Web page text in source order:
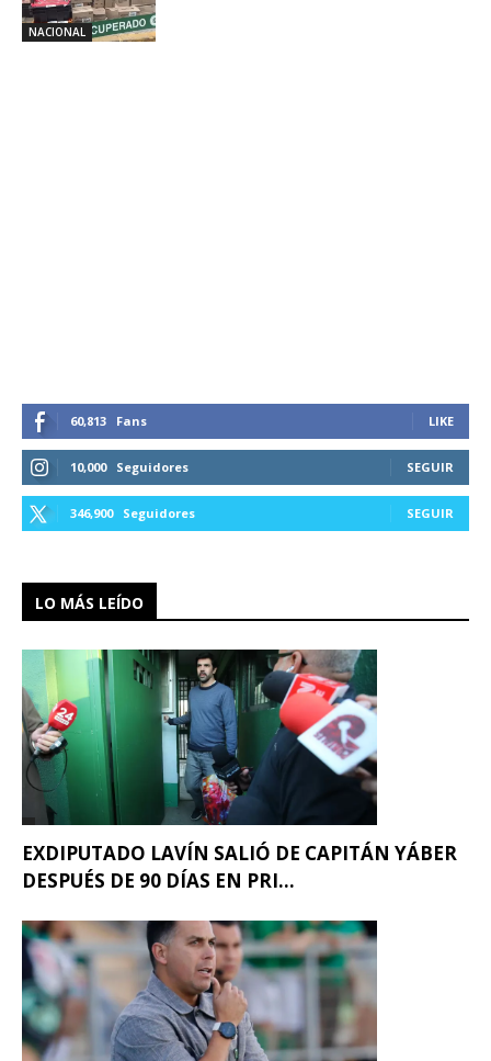
NACIONAL
60,813 Fans LIKE
10,000 Seguidores SEGUIR
346,900 Seguidores SEGUIR
LO MÁS LEÍDO
EXDIPUTADO LAVÍN SALIÓ DE CAPITÁN YÁBER
DESPUÉS DE 90 DÍAS EN PRI...